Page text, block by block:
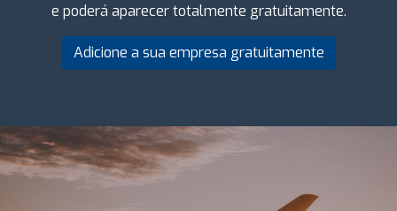
e poderá aparecer totalmente gratuitamente.
Adicione a sua empresa gratuitamente